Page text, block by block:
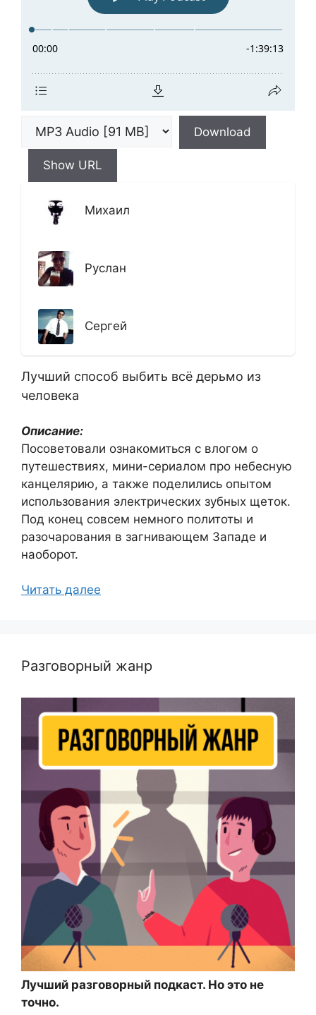
Download
Show URL
Михаил
Руслан
Сергей
Лучший способ выбить всё дерьмо из
человека
Описание:
Посоветовали ознакомиться с влогом о
путешествиях, мини-сериалом про небесную
канцелярию, а также поделились опытом
использования электрических зубных щеток.
Под конец совсем немного политоты и
разочарования в загнивающем Западе и
наоборот.
Читать далее
Разговорный жанр
Лучший разговорный подкаст. Но это не
точно.